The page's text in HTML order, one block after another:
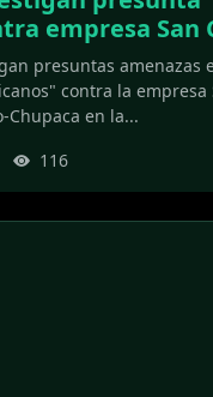
empresa San
presuntas amenazas
contra la empresa
Chupaca en la...
116